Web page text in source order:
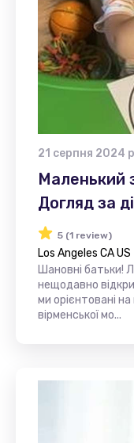
21 серпня 2024
Маленький
Догляд за
5 (1 review)
Los Angeles CA US
Шановні батьки!
нещодавно
ми орієнтовані
вірменської мо...